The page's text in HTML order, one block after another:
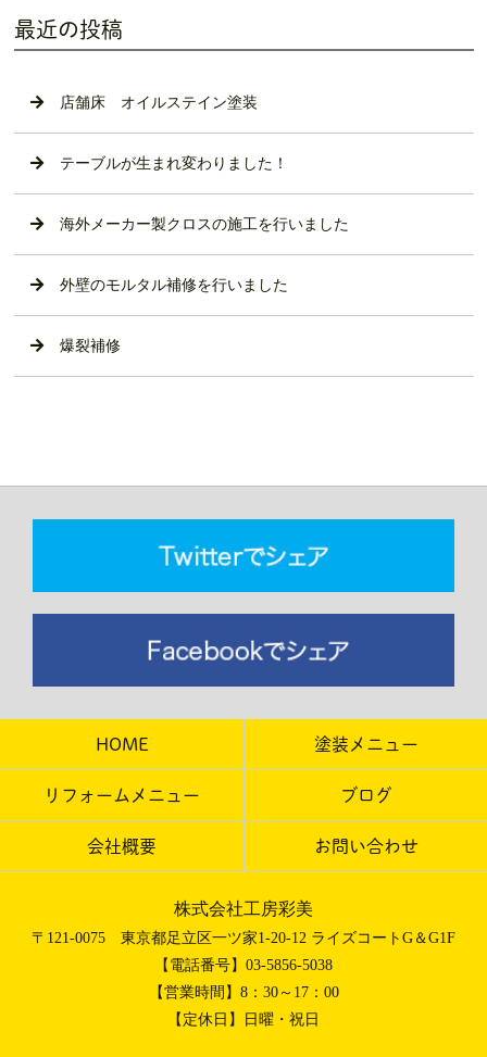
最近の投稿
店舗床 オイルステイン塗装
テーブルが生まれ変わりました！
海外メーカー製クロスの施工を行いました
外壁のモルタル補修を行いました
爆裂補修
HOME 塗装メニュー
リフォームメニュー ブログ
会社概要 お問い合わせ
株式会社工房彩美
〒121-0075 東京都足立区一ツ家1-20-12 ライズコートG＆G1F
【電話番号】03-5856-5038
【営業時間】8：30～17：00
【定休日】日曜・祝日